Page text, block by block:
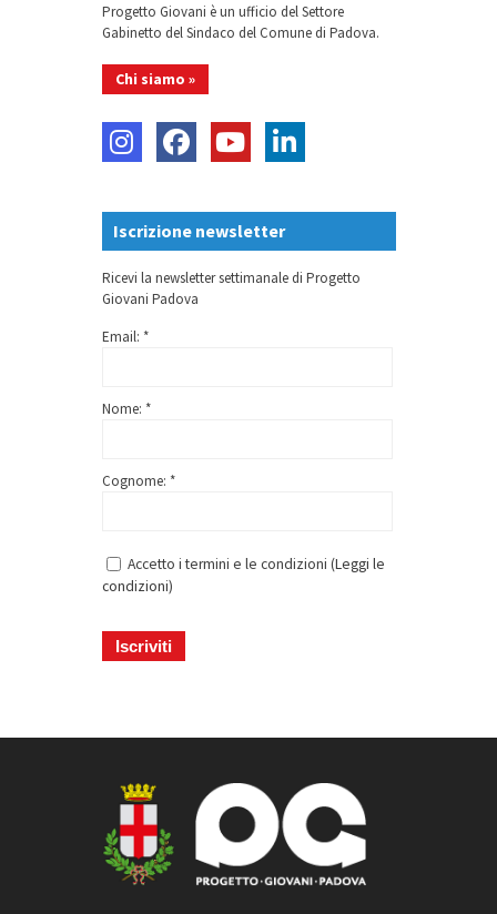
Progetto Giovani è un ufficio del Settore
Gabinetto del Sindaco del Comune di Padova.
Chi siamo »
Iscrizione newsletter
Ricevi la newsletter settimanale di Progetto
Giovani Padova
Email: *
Nome: *
Cognome: *
Accetto i termini e le condizioni (Leggi le
condizioni)